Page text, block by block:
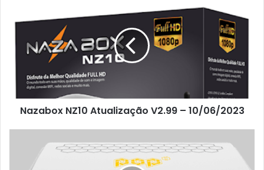
Nazabox NZ10 Atualização V2.99 – 10/06/2023